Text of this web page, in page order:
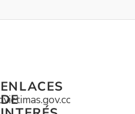
ENLACES
DE